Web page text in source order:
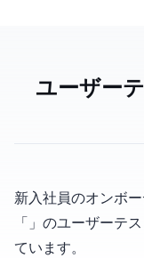
ユーザー
新入社員のオンボ
「Ombo」のユーザ
ています。